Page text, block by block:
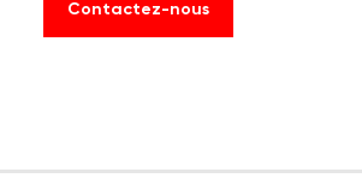
Contactez-nous